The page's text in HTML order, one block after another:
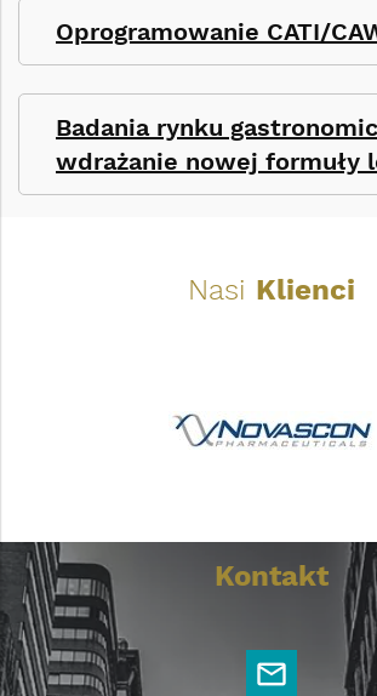
Oprogramowanie CATI/
Badania rynku
wdrażanie nowej formuły
Nasi Klienci
Kontakt